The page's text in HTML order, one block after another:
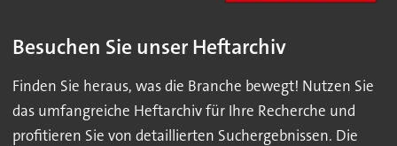
Besuchen Sie unser Heftarchiv
Finden Sie heraus, was die Branche bewegt! Nutzen Sie
das umfangreiche Heftarchiv für Ihre Recherche und
profitieren Sie von detaillierten Suchergebnissen. Die